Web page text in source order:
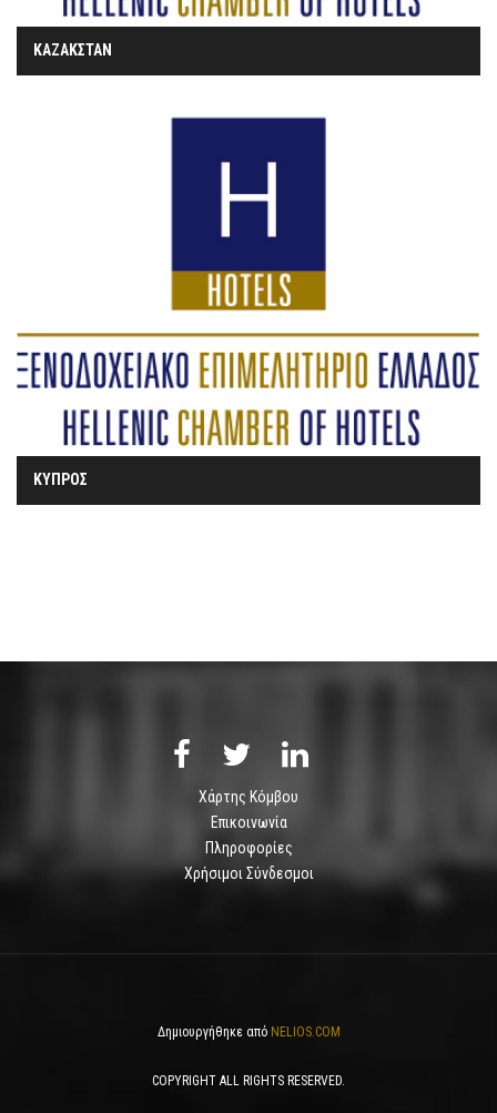
ΚΑΖΑΚΣΤΑΝ
ΚΥΠΡΟΣ
Χάρτης Κόμβου
Επικοινωνία
Πληροφορίες
Χρήσιμοι Σύνδεσμοι
Δημιουργήθηκε από NELIOS.COM
COPYRIGHT ALL RIGHTS RESERVED.